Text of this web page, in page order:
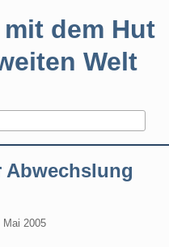
dem Hut
Welt
Mai 2005